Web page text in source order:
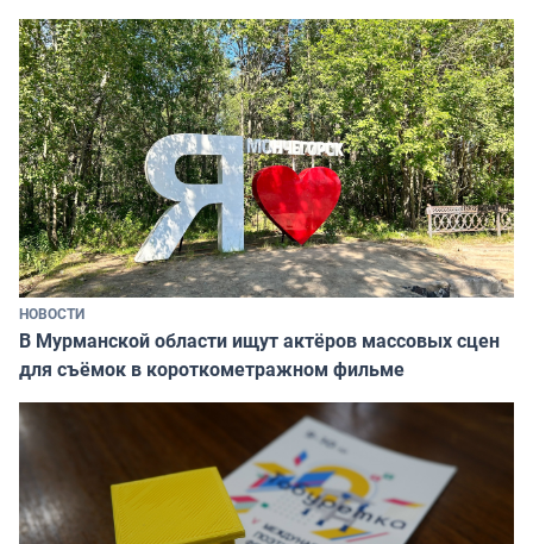
НОВОСТИ
В Мурманской области ищут актёров массовых сцен
для съёмок в короткометражном фильме